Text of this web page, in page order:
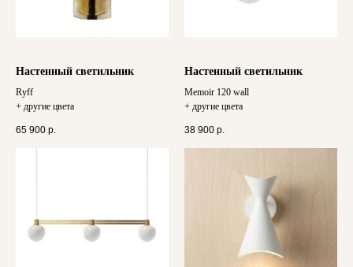
Настенный светильник
Ryff
+ другие цвета
65 900 р.
Настенный светильник
Memoir 120 wall
+ другие цвета
38 900 р.